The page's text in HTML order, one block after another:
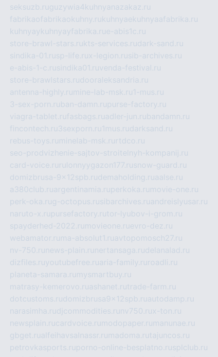
seksuzb.ruguzywia4kuhnyanazakaz.ru
fabrikaofabrikaokuhny.rukuhnyaekuhnyaafabrika.ru
kuhnyaykuhnyayfabrika.rue-abis1c.ru
store-brawl-stars.rukts-services.rudark-sand.ru
sindika-01.rusp-life.rux-legion.rusib-archives.ru
e-abis-1-c.rusindika01.ruvenda-festival.ru
store-brawlstars.rudooraleksandria.ru
antenna-highly.ru mine-lab-msk.ru1-mus.ru
3-sex-porn.ruban-damn.rupurse-factory.ru
viagra-tablet.rufasbags.ruadler-jun.rubandamn.ru
fincontech.ru3sexporn.ru1mus.rudarksand.ru
rebus-toys.ru minelab-msk.ru rtdco.ru
seo-prodvizhenie-sajtov-stroitelnyh-kompanij.ru
card-voice.ru rulonnyygazon177.rusnow-guard.ru
domizbrusa-9x12spb.rudemaholding.ruaalse.ru
a380club.ruargentinamia.ruperkoka.ru movie-one.ru
perk-oka.rug-octopus.rusibarchives.ruandreislyusar.ru
naruto-x.rupursefactory.rutor-lyubov-i-grom.ru
spayderhed-2022.ru movieone.ruevro-dez.ru
webamator.ru ma-absolut1.ruavtopomosch27.ru
nv-750.ru news-plain.ru nertansaga.rudelanalad.ru
dizfiles.ruyoutubefree.ruaria-family.ru roadli.ru
planeta-samara.ru mysmartbuy.ru
matrasy-kemerovo.ruashanet.rutrade-farm.ru
dotcustoms.rudomizbrusa9x12spb.ruautodamp.ru
narasimha.rudjcommodities.ru nv750.rux-ton.ru
newsplain.rucardvoice.ru modopaper.ru manunae.ru
gbget.rualfeihavsalnassr.ru madoma.rutajuncos.ru
petrovkasports.ruporno-online-besplatno.rusplclub.ru